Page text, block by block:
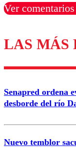
Ver comentarios
Los
Nombre
Correo
LAS MÁS
Senapred ordena
desborde del río
Nuevo temblor